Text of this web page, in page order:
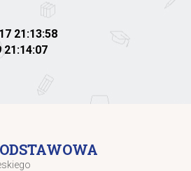
21:13:58
21:14:07